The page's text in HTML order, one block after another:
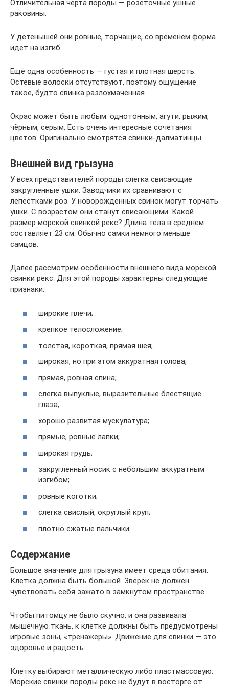
Отличительная черта породы — розеточные ушные
раковины.
У детёнышей они ровные, торчащие, со временем форма
идёт на изгиб.
Ещё одна особенность — густая и плотная шерсть.
Остевые волоски отсутствуют, поэтому ощущение
такое, будто свинка разлохмаченная.
Окрас может быть любым: однотонным, агути, рыжим,
чёрным, серым. Есть очень интересные сочетания
цветов. Оригинально смотрятся свинки-далматинцы.
Внешней вид грызуна
У всех представителей породы слегка свисающие
закругленные ушки. Заводчики их сравнивают с
лепестками роз. У новорожденных свинок могут торчать
ушки. С возрастом они станут свисающими. Какой
размер морской свинкой рекс? Длина тела в среднем
составляет 23 см. Обычно самки немного меньше
самцов.
Далее рассмотрим особенности внешнего вида морской
свинки рекс. Для этой породы характерны следующие
признаки:
широкие плечи;
крепкое телосложение;
толстая, короткая, прямая шея;
широкая, но при этом аккуратная голова;
прямая, ровная спина;
слегка выпуклые, выразительные блестящие
глаза;
хорошо развитая мускулатура;
прямые, ровные лапки;
широкая грудь;
закругленный носик с небольшим аккуратным
изгибом;
ровные коготки;
слегка свислый, округлый круп;
плотно сжатые пальчики.
Содержание
Большое значение для грызуна имеет среда обитания.
Клетка должна быть большой. Зверёк не должен
чувствовать себя зажато в замкнутом пространстве.
Чтобы питомцу не было скучно, и она развивала
мышечную ткань, к клетке должны быть предусмотрены
игровые зоны, «тренажёры». Движение для свинки — это
здоровье и радость.
Клетку выбирают металлическую либо пластмассовую.
Морские свинки породы рекс не будут в восторге от